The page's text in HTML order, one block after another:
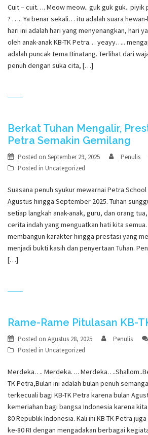
Cuit – cuit…. Meow meow.. guk guk guk.. piyik
? ….. Ya benar sekali… itu adalah suara
hari ini adalah hari yang menyenangkan, hari
oleh anak-anak KB-TK Petra… yeayy…..
adalah puncak tema Binatang. Terlihat dari
penuh dengan suka cita, […]
Berkat Tuhan Mengalir,
Petra Semakin Gemilang
Posted on September 29, 2025 Penulis
Posted in Uncategorized
Suasana penuh syukur mewarnai Petra
Agustus hingga September 2025. Tuhan
setiap langkah anak-anak, guru, dan orang
cerita indah yang menguatkan hati kita
membangun karakter hingga prestasi yang
menjadi bukti kasih dan penyertaan Tuhan.
[…]
Rame-Rame Pitulasan KB-
Posted on Agustus 28, 2025 Penulis
Posted in Uncategorized
Merdeka…. Merdeka….
TK Petra,Bulan ini adalah bulan penuh
terkecuali bagi KB-TK Petra karena bulan
kemeriahan bagi bangsa Indonesia karena
80 Republik Indonesia. Kali ini KB-TK Petra
ke-80 RI dengan mengadakan berbagai